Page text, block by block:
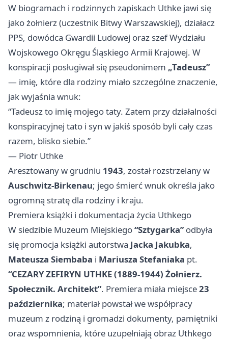
W biogramach i rodzinnych zapiskach Uthke jawi się
jako żołnierz (uczestnik Bitwy Warszawskiej), działacz
PPS, dowódca Gwardii Ludowej oraz szef Wydziału
Wojskowego Okręgu Śląskiego Armii Krajowej. W
konspiracji posługiwał się pseudonimem „Tadeusz”
— imię, które dla rodziny miało szczególne znaczenie,
jak wyjaśnia wnuk:
“Tadeusz to imię mojego taty. Zatem przy działalności
konspiracyjnej tato i syn w jakiś sposób byli cały czas
razem, blisko siebie.”
— Piotr Uthke
Aresztowany w grudniu 1943, został rozstrzelany w
Auschwitz‑Birkenau; jego śmierć wnuk określa jako
ogromną stratę dla rodziny i kraju.
Premiera książki i dokumentacja życia Uthkego
W siedzibie Muzeum Miejskiego“Sztygarka”odbyła
się promocja książki autorstwa Jacka Jakubka,
Mateusza Siembaba i Mariusza Stefaniaka pt.
“CEZARY ZEFIRYN UTHKE (1889-1944) Żołnierz.
Społecznik. Architekt”. Premiera miała miejsce23
października; materiał powstał we współpracy
muzeum z rodziną i gromadzi dokumenty, pamiętniki
oraz wspomnienia, które uzupełniają obraz Uthkego